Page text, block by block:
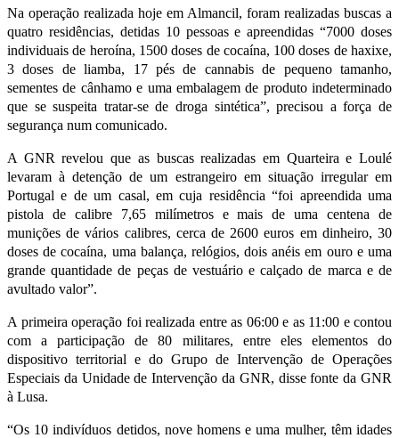
Na operação realizada hoje em Almancil, foram realizadas buscas a
quatro residências, detidas 10 pessoas e apreendidas “7000 doses
individuais de heroína, 1500 doses de cocaína, 100 doses de haxixe,
3 doses de liamba, 17 pés de cannabis de pequeno tamanho,
sementes de cânhamo e uma embalagem de produto indeterminado
que se suspeita tratar-se de droga sintética”, precisou a força de
segurança num comunicado.
A GNR revelou que as buscas realizadas em Quarteira e Loulé
levaram à detenção de um estrangeiro em situação irregular em
Portugal e de um casal, em cuja residência “foi apreendida uma
pistola de calibre 7,65 milímetros e mais de uma centena de
munições de vários calibres, cerca de 2600 euros em dinheiro, 30
doses de cocaína, uma balança, relógios, dois anéis em ouro e uma
grande quantidade de peças de vestuário e calçado de marca e de
avultado valor”.
A primeira operação foi realizada entre as 06:00 e as 11:00 e contou
com a participação de 80 militares, entre eles elementos do
dispositivo territorial e do Grupo de Intervenção de Operações
Especiais da Unidade de Intervenção da GNR, disse fonte da GNR
à Lusa.
“Os 10 indivíduos detidos, nove homens e uma mulher, têm idades